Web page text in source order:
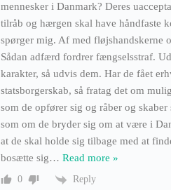
mennesker i Danmark? Deres
tilråb og hærgen skal have håndfaste
spørger mig. Af med fløjshandskerne
Sådan adfærd fordrer fængselsstraf.
karakter, så udvis dem. Har de fået
statsborgerskab, så fratag det om
som de opfører sig og råber og
som om de bryder sig om at være i
at de skal holde sig tilbage med at
bosætte sig… Read more »
0 Reply